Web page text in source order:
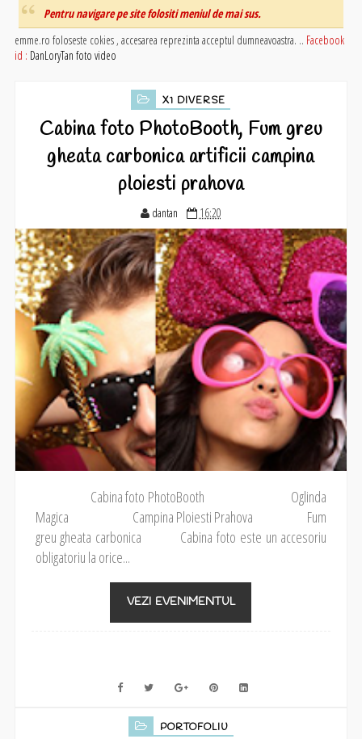
Pentru navigare pe site folositi meniul de mai sus.
emme.ro foloseste cokies , accesarea reprezinta acceptul dumneavoastra. .. Facebook
id : DanLoryTan foto video
X1 DIVERSE
Cabina foto PhotoBooth, Fum greu
gheata carbonica artificii campina
ploiesti prahova
dantan 16:20
Cabina foto PhotoBooth Oglinda
Magica Campina Ploiesti Prahova Fum
greu gheata carbonica Cabina foto este un accesoriu
obligatoriu la orice...
VEZI EVENIMENTUL
PORTOFOLIU